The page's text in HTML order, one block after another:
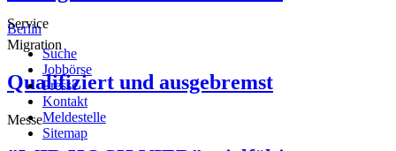
Berlin
Migration
Qualifiziert und ausgebremst
Messe
Service
Suche
Jobbörse
Presse
Kontakt
Meldestelle
Sitemap